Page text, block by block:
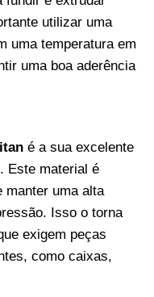
utilizar uma
uma temperatura em
uma boa aderência
é a sua excelente
Este material é
manter uma alta
Isso o torna
exigem peças
como caixas,